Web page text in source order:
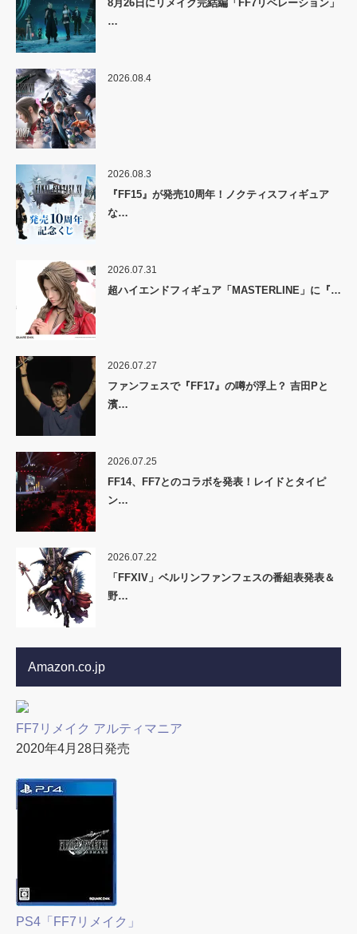
8月26日にリメイク完結編「FF7リベレーション」
…
2026.08.4
2026.08.3
『FF15』が発売10周年！ノクティスフィギュア
な…
2026.07.31
超ハイエンドフィギュア「MASTERLINE」に『…
2026.07.27
ファンフェスで『FF17』の噂が浮上？ 吉田Pと
濱…
2026.07.25
FF14、FF7とのコラボを発表！レイドとタイピ
ン…
2026.07.22
「FFXIV」ベルリンファンフェスの番組表発表＆
野…
Amazon.co.jp
FF7リメイク アルティマニア
2020年4月28日発売
PS4「FF7リメイク」